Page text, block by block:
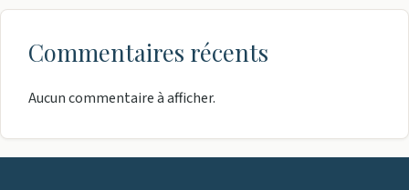
Commentaires récents
Aucun commentaire à afficher.